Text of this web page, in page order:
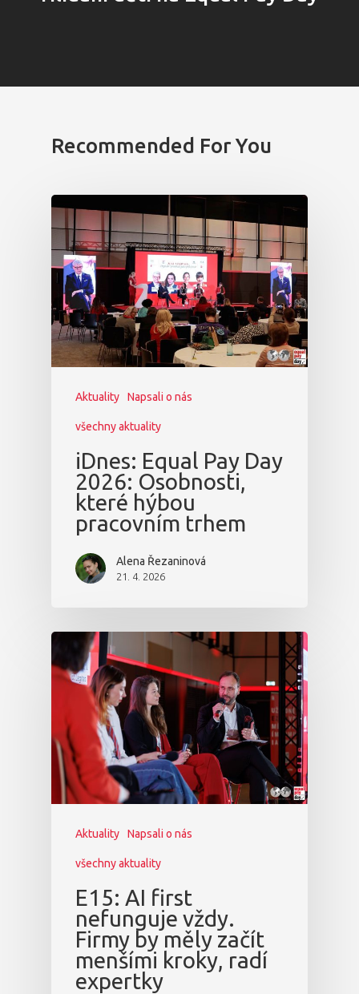
Recommended For You
Aktuality Napsali o nás
všechny aktuality
iDnes: Equal Pay Day
2026: Osobnosti,
které hýbou
pracovním trhem
Alena Řezaninová
21. 4. 2026
Aktuality Napsali o nás
všechny aktuality
E15: AI first
nefunguje vždy.
Firmy by měly začít
menšími kroky, radí
expertky
Program 26.3.
Program 27.3.
Osobnosti
Dopad
Aktuality
Partneři